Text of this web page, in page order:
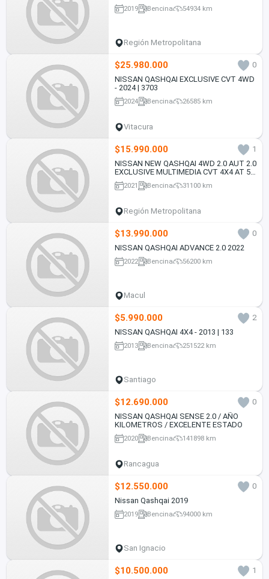
2019 Bencina 54934 km
Región Metropolitana
$25.980.000
0
NISSAN QASHQAI EXCLUSIVE CVT 4WD
- 2024 | 3703
2024 Bencina 26585 km
Vitacura
$15.990.000
1
NISSAN NEW QASHQAI 4WD 2.0 AUT 2.0
EXCLUSIVE MULTIMEDIA CVT 4X4 AT 5P
(2021)
2021 Bencina 31100 km
Región Metropolitana
$13.990.000
0
NISSAN QASHQAI ADVANCE 2.0 2022
2022 Bencina 56200 km
Macul
$5.990.000
2
NISSAN QASHQAI 4X4 - 2013 | 133
2013 Bencina 251522 km
Santiago
$12.690.000
0
NISSAN QASHQAI SENSE 2.0 / AÑO
KILOMETROS / EXCELENTE ESTADO
2020 Bencina 141898 km
Rancagua
$12.550.000
0
Nissan Qashqai 2019
2019 Bencina 94000 km
San Ignacio
$10.500.000 1